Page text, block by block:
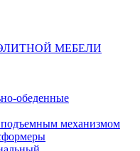
МЕБЕЛИ
обеденные
механизмом